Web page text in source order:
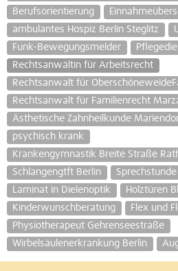
Berufsorientierung
ambulantes Hospiz Berlin Steglitz
Funk-Bewegungsmelder
Rechtsanwältin für Arbeitsrecht
Rechtsanwalt für
Rechtsanwalt für Familienrecht
Ästhetische Zahnheilkunde
psychisch krank
Krankengymnastik Breite Straße
Schlangengtft Berlin
Laminat in Dielenoptik
Holztüren
Kinderwunschberatung
Flex und
Physiotherapeut Gehrenseestraße
Wirbelsäulenerkrankung Berlin